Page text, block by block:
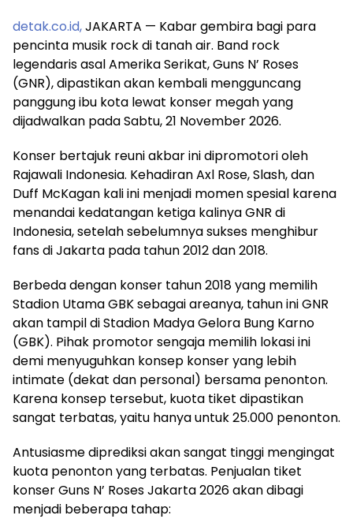
detak.co.id,JAKARTA — Kabar gembira bagi para
pencinta musik rock di tanah air. Band rock
legendaris asal Amerika Serikat, Guns N’ Roses
(GNR), dipastikan akan kembali mengguncang
panggung ibu kota lewat konser megah yang
dijadwalkan pada Sabtu, 21 November 2026.
Konser bertajuk reuni akbar ini dipromotori oleh
Rajawali Indonesia. Kehadiran Axl Rose, Slash, dan
Duff McKagan kali ini menjadi momen spesial karena
menandai kedatangan ketiga kalinya GNR di
Indonesia, setelah sebelumnya sukses menghibur
fans di Jakarta pada tahun 2012 dan 2018.
Berbeda dengan konser tahun 2018 yang memilih
Stadion Utama GBK sebagai areanya, tahun ini GNR
akan tampil di Stadion Madya Gelora Bung Karno
(GBK). Pihak promotor sengaja memilih lokasi ini
demi menyuguhkan konsep konser yang lebih
intimate (dekat dan personal) bersama penonton.
Karena konsep tersebut, kuota tiket dipastikan
sangat terbatas, yaitu hanya untuk 25.000 penonton.
Antusiasme diprediksi akan sangat tinggi mengingat
kuota penonton yang terbatas. Penjualan tiket
konser Guns N’ Roses Jakarta 2026 akan dibagi
menjadi beberapa tahap: